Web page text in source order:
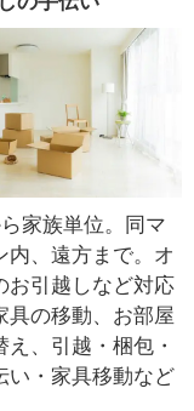
家族単位。同マ
内、遠方まで。オ
お引越しなど対応
具の移動、お部屋
え、引越・梱包・
い・家具移動など